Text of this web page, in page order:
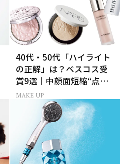
40代・50代「ハイライト
の正解」は？ベスコス受
賞9選｜中顔面短縮“点置
き”メイク法も
MAKE UP